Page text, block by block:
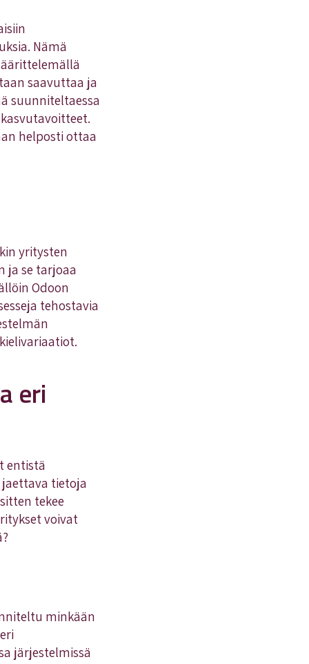
Nämä
saavuttaa ja
suunniteltaessa
helposti ottaa
yritysten
ja se tarjoaa
Odoon
tehostavia
eri
entistä
tietoja
tekee
voivat
minkään
järjestelmissä